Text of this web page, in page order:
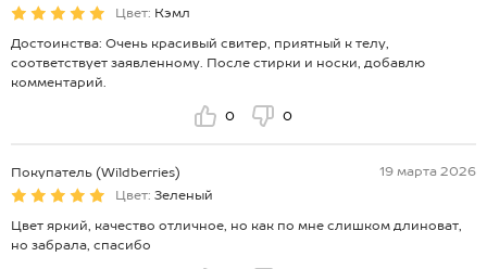
Цвет: Кэмл
Достоинства: Очень красивый свитер, приятный к телу,
соответствует заявленному. После стирки и носки, добавлю
комментарий.
0 0
Покупатель (Wildberries)
19 марта 2026
Цвет: Зеленый
Цвет яркий, качество отличное, но как по мне слишком длиноват,
но забрала, спасибо